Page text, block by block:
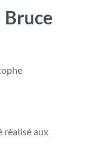
Bruce
réalisé aux